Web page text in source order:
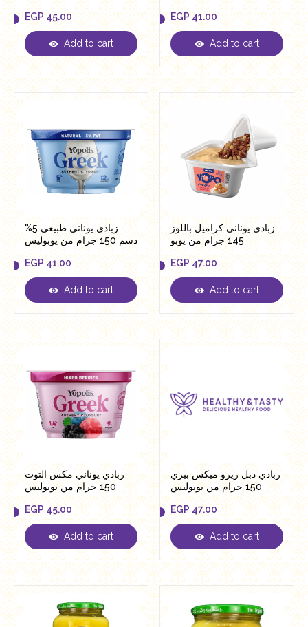
EGP 45.00
EGP 45.00
Add to cart EGP 41.00
EGP 41.00
Add to cart
زبادي يوناني طبيعي 5%
دسم 150 جرام من يوبوليس
EGP 41.00
EGP 41.00
Add to cart
زبادي يوناني كراميل باللوز
145 جرام من يوبو
EGP 47.00
EGP 47.00
Add to cart
زبادي يوناني مكس التوت
150 جرام من يوبوليس
EGP 45.00
EGP 45.00
Add to cart
زبادي دبل زيرو ميكس بيري
150 جرام من يوبوليس
EGP 47.00
EGP 47.00
Add to cart